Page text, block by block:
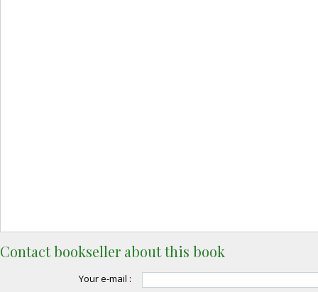
Contact bookseller about this book
Your e-mail :